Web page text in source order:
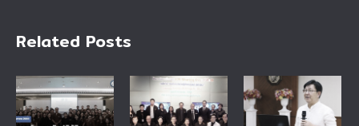
Related Posts